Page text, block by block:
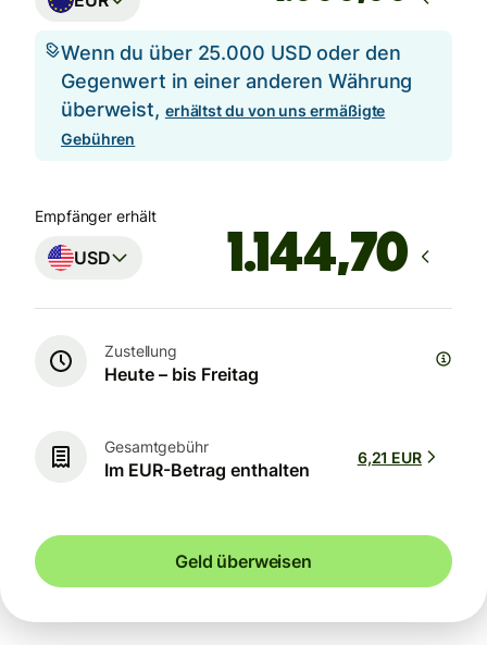
Wenn du über 25.000 USD oder den
Gegenwert in einer anderen Währung
überweist, erhältst du von uns ermäßigte
Gebühren
Empfänger erhält
USD
Zustellung
Heute – bis Freitag
Gesamtgebühr
Im EUR-Betrag enthalten
6,21 EUR
Geld überweisen